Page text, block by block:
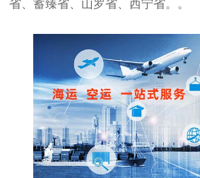
省、蓄臻省、山罗省、西宁省。。